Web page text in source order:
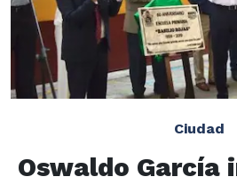
Ciudad
Oswaldo García